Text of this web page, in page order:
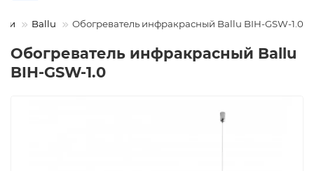
Ballu Обогреватель инфракрасный Ballu BIH-GSW-1.0
Обогреватель инфракрасный Ballu
BIH-GSW-1.0